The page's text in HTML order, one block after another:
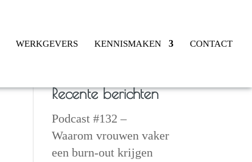
WERKGEVERS KENNISMAKEN CONTACT
Recente berichten
Podcast #132 –
Waarom vrouwen vaker
een burn-out krijgen